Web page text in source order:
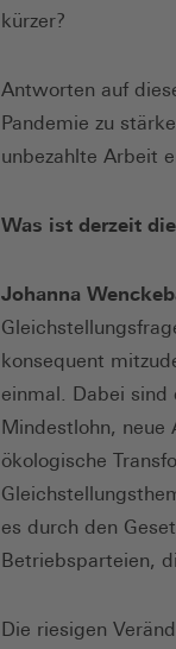
kürzer?
Antworten auf
Pandemie zu
unbezahlte Arbeit
Was ist derzeit
Johanna
konsequent
einmal. Dabei sind
Mindestlohn, neue
ökologische
es durch den
Betriebsparteien,
Die riesigen